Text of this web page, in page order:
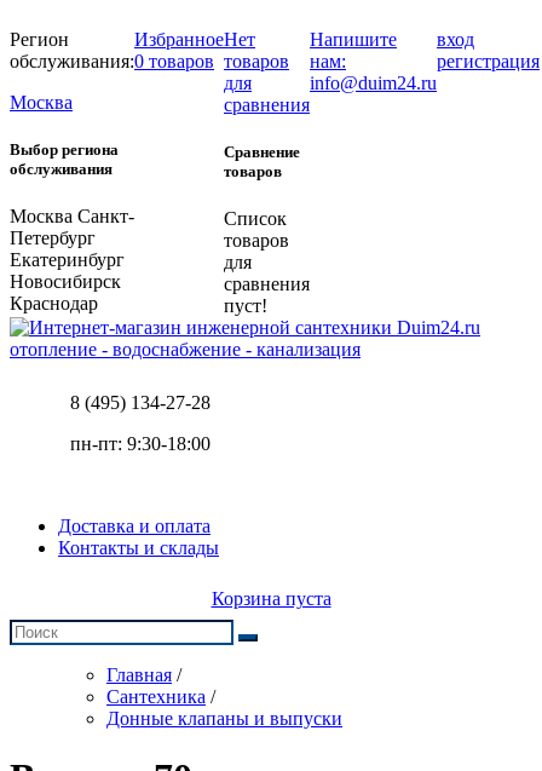
Регион
обслуживания:
Москва
Выбор региона
обслуживания
Москва Санкт-
Петербург
Екатеринбург
Новосибирск
Краснодар
Избранное
0 товаров
Нет
товаров
для
сравнения
Сравнение
товаров
Список
товаров
для
сравнения
пуст!
Напишите
нам:
info@duim24.ru
вход
регистрация
отопление - водоснабжение - канализация
8 (495) 134-27-28
пн-пт: 9:30-18:00
Доставка и оплата
Контакты и склады
Корзина пуста
Главная /
Сантехника /
Донные клапаны и выпуски